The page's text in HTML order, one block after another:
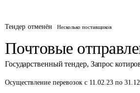
Тендер отменён Несколько поставщиков
Почтовые
Государственный тендер, Запрос
Осуществление перевозок с 11.02.23 по